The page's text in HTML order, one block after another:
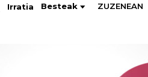
Irratia Besteak ZUZENEAN